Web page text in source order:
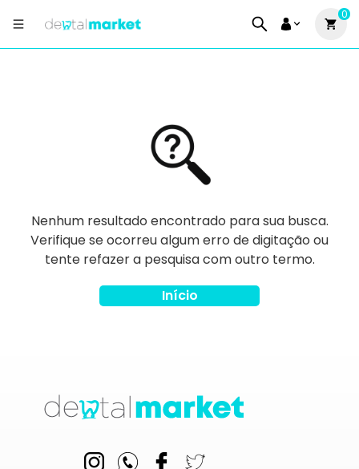
0
Nenhum resultado encontrado para sua busca.
Verifique se ocorreu algum erro de digitação ou
tente refazer a pesquisa com outro termo.
Início